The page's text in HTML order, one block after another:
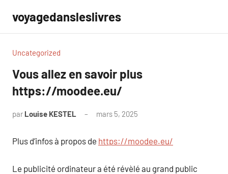
contenu
voyagedansleslivres
Uncategorized
Vous allez en savoir plus
https://moodee.eu/
par Louise KESTEL mars 5, 2025
Plus d’infos à propos de https://moodee.eu/
Le publicité ordinateur a été révèlé au grand public